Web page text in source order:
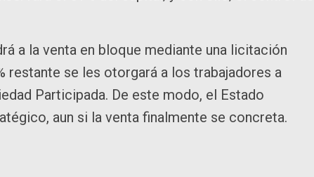
a la venta en bloque mediante una licitación
restante se les otorgará a los trabajadores a
Participada. De este modo, el Estado
aun si la venta finalmente se concreta.